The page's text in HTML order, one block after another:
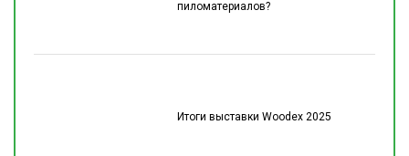
пиломатериалов?
Итоги выставки Woodex 2025